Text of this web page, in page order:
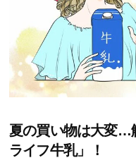
夏の買い物は大変…
ライフ牛乳」！